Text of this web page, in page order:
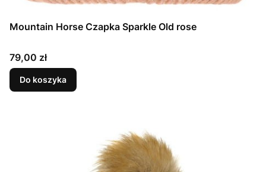
Mountain Horse Czapka Sparkle Old rose
Cena
79,00 zł
Do koszyka